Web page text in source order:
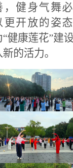
，健身气舞
更开放的姿态
“健康莲花”建
新的活力。